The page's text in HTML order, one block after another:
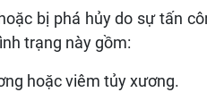
bị phá hủy do sự tấn
trạng này gồm:
hoặc viêm tủy xương.